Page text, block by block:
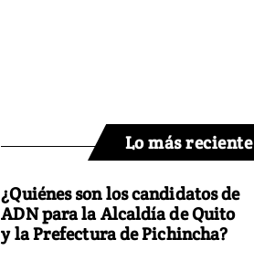
Lo más reciente
¿Quiénes son los candidatos de
ADN para la Alcaldía de Quito
y la Prefectura de Pichincha?